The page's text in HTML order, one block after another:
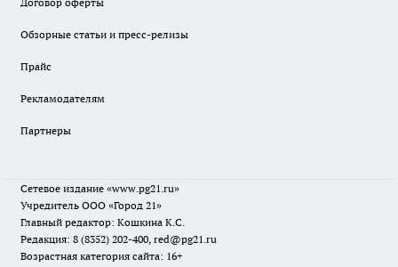
Обзорные статьи и пресс-релизы
Прайс
Рекламодателям
Партнеры
Сетевое издание «www.pg21.ru»
Учредитель ООО «Город 21»
Главный редактор: Кошкина К.С.
Редакция: 8 (8352) 202-400, red@pg21.ru
Возрастная категория сайта: 16+